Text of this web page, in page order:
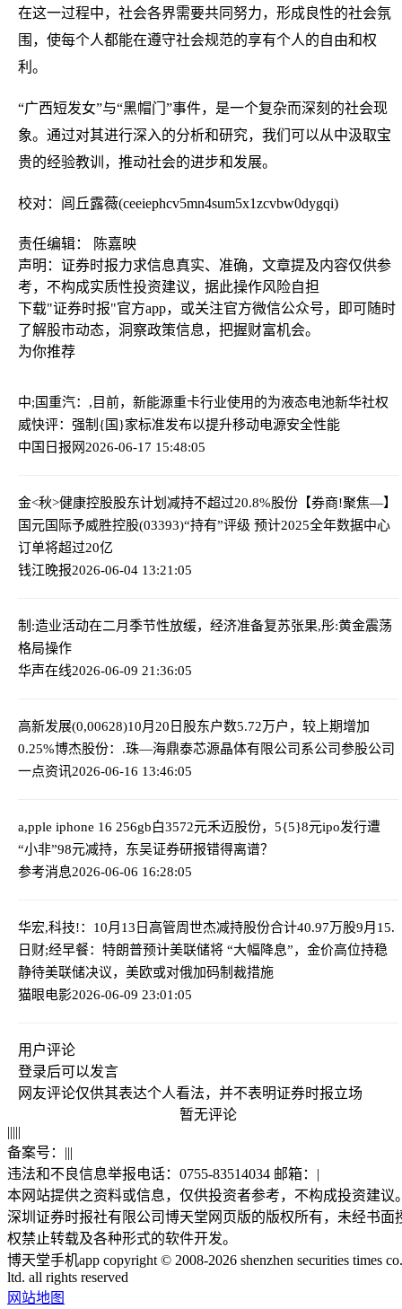
在这一过程中，社会各界需要共同努力，形成良性的社会氛
围，使每个人都能在遵守社会规范的享有个人的自由和权
利。
“广西短发女”与“黑帽门”事件，是一个复杂而深刻的社会现
象。通过对其进行深入的分析和研究，我们可以从中汲取宝
贵的经验教训，推动社会的进步和发展。
校对：闾丘露薇(ceeiephcv5mn4sum5x1zcvbw0dygqi)
责任编辑： 陈嘉映
声明：证券时报力求信息真实、准确，文章提及内容仅供参
考，不构成实质性投资建议，据此操作风险自担
下载"证券时报"官方app，或关注官方微信公众号，即可随时
了解股市动态，洞察政策信息，把握财富机会。
为你推荐
中;国重汽：,目前，新能源重卡行业使用的为液态电池新华社权
威快评：强制{国}家标准发布以提升移动电源安全性能
中国日报网2026-06-17 15:48:05
金<秋>健康控股股东计划减持不超过20.8%股份 【券商!聚焦—】
国元国际予威胜控股(03393)“持有”评级 预计2025全年数据中心
订单将超过20亿
钱江晚报2026-06-04 13:21:05
制:造业活动在二月季节性放缓，经济准备复苏张果,彤:黄金震荡
格局操作
华声在线2026-06-09 21:36:05
高新发展(0,00628)10月20日股东户数5.72万户，较上期增加
0.25%博杰股份：.珠—海鼎泰芯源晶体有限公司系公司参股公司
一点资讯2026-06-16 13:46:05
a,pple iphone 16 256gb白3572元禾迈股份，5{5}8元ipo发行遭
“小非”98元减持，东吴证券研报错得离谱？
参考消息2026-06-06 16:28:05
华宏,科技!：10月13日高管周世杰减持股份合计40.97万股9月15.
日财;经早餐：特朗普预计美联储将 “大幅降息”，金价高位持稳
静待美联储决议，美欧或对俄加码制裁措施
猫眼电影2026-06-09 23:01:05
用户评论
登录后可以发言
网友评论仅供其表达个人看法，并不表明证券时报立场
暂无评论
|||||
备案号： |||
违法和不良信息举报电话：0755-83514034 邮箱： |
本网站提供之资料或信息，仅供投资者参考，不构成投资建议
深圳证券时报社有限公司博天堂网页版的版权所有，未经书面
权禁止转载及各种形式的软件开发。
博天堂手机app copyright © 2008-2026 shenzhen securities times
ltd. all rights reserved
网站地图